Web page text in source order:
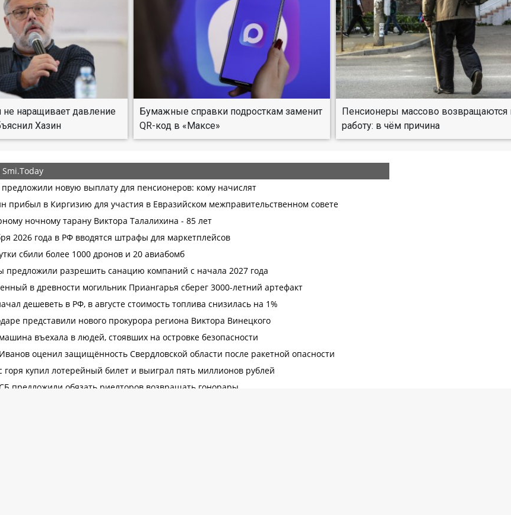
наращивает давление
Хазин
Бумажные справки подросткам заменит
QR-код в «Максе»
Пенсионеры массово возвращаются
работу: в чём причина